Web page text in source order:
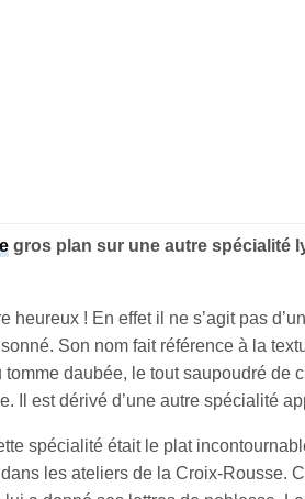
gros plan sur une autre spécialité
heureux ! En effet il ne s’agit pas
Son nom fait référence à la
daubée, le tout saupoudré de
Il est dérivé d’une autre spécialité
spécialité était le plat
les ateliers de la Croix-Rousse.